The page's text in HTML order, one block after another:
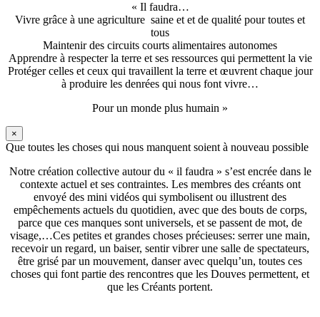
« Il faudra…
Vivre grâce à une agriculture saine et et de qualité pour toutes et
tous
Maintenir des circuits courts alimentaires autonomes
Apprendre à respecter la terre et ses ressources qui permettent la vie
Protéger celles et ceux qui travaillent la terre et œuvrent chaque jour
à produire les denrées qui nous font vivre…
Pour un monde plus humain »
×
Que toutes les choses qui nous manquent soient à nouveau possible
Notre création collective autour du « il faudra » s’est encrée dans le
contexte actuel et ses contraintes. Les membres des créants ont
envoyé des mini vidéos qui symbolisent ou illustrent des
empêchements actuels du quotidien, avec que des bouts de corps,
parce que ces manques sont universels, et se passent de mot, de
visage,…Ces petites et grandes choses précieuses: serrer une main,
recevoir un regard, un baiser, sentir vibrer une salle de spectateurs,
être grisé par un mouvement, danser avec quelqu’un, toutes ces
choses qui font partie des rencontres que les Douves permettent, et
que les Créants portent.